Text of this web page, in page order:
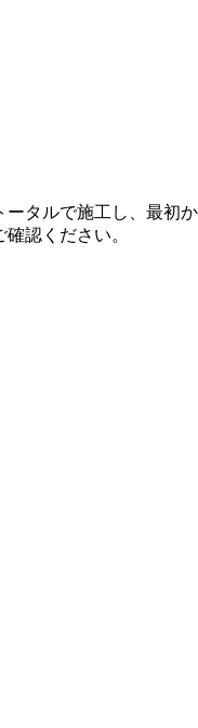
タルで施工し、最初
認ください。